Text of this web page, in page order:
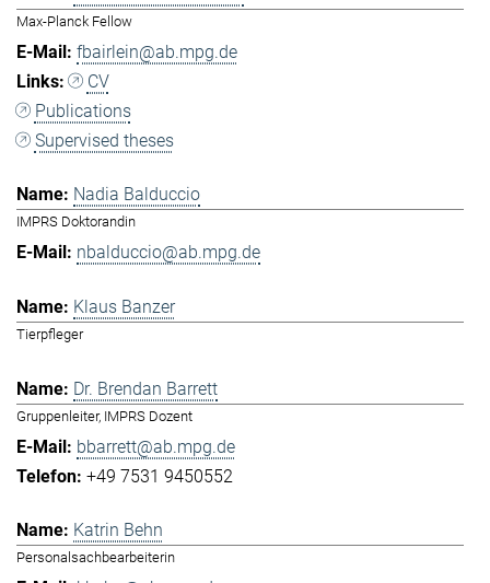
Max-Planck Fellow
fbairlein@ab.mpg.de
CV
Publications
Supervised theses
Nadia Balduccio
IMPRS Doktorandin
nbalduccio@ab.mpg.de
Klaus Banzer
Tierpfleger
Dr. Brendan Barrett
Gruppenleiter, IMPRS Dozent
bbarrett@ab.mpg.de
+49 7531 9450552
Katrin Behn
Personalsachbearbeiterin